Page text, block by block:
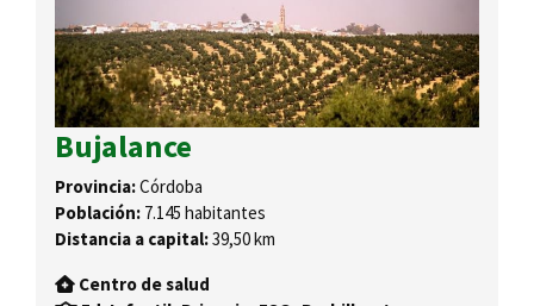
Bujalance
Provincia:Córdoba
Población: 7.145 habitantes
Distancia a capital:39,50 km
Centro de salud